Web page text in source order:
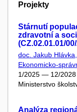
Projekty
Stárnutí
zdravotní a
(CZ.02.01.01/
doc. Jakub
Ekonomicko-
1/2025 — 12/2028
Ministerstvo
Analýza